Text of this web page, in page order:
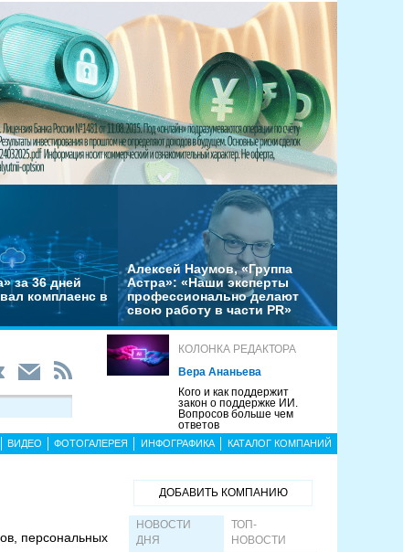
за 36 дней
комплаенс в
Алексей Наумов, «Группа
Астра»: «Наши эксперты
профессионально делают
свою работу в части PR»
КОЛОНКА РЕДАКТОРА
Вера Ананьева
Кого и как поддержит
закон о поддержке ИИ.
Вопросов больше чем
ответов
ВИДЕО ФОТОГАЛЕРЕЯ ИНФОГРАФИКА КАТАЛОГ КОМПАНИЙ
персональных
ДОБАВИТЬ КОМПАНИЮ
НОВОСТИ
ДНЯ
ТОП-
НОВОСТИ